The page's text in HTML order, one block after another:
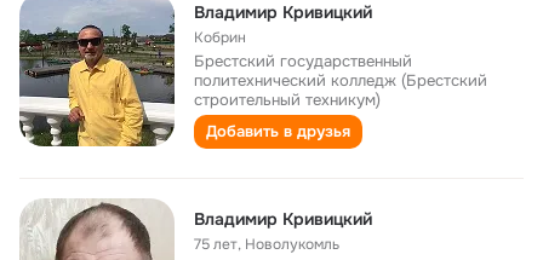
Владимир Кривицкий
Кобрин
Брестский государственный
политехнический колледж (Брестский
строительный техникум)
Добавить в друзья
Владимир Кривицкий
75 лет, Новолукомль